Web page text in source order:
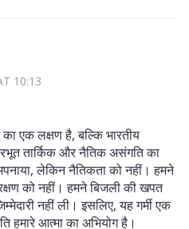
10:13
एक लक्षण है, बल्कि भारतीय
तार्किक और नैतिक असंगति का
लेकिन नैतिकता को नहीं। हमने
को नहीं। हमने बिजली की खपत
नहीं ली। इसलिए, यह गर्मी एक
हमारे आत्मा का अभियोग है।